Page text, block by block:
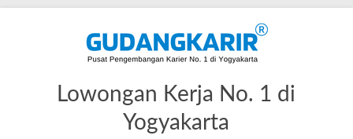
Lowongan Kerja No. 1 di
Yogyakarta